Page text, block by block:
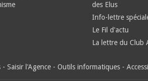
des Elus
Info-lettre
Le Fil d'actu
La lettre du Club
- Saisir l'Agence - Outils informatiques -